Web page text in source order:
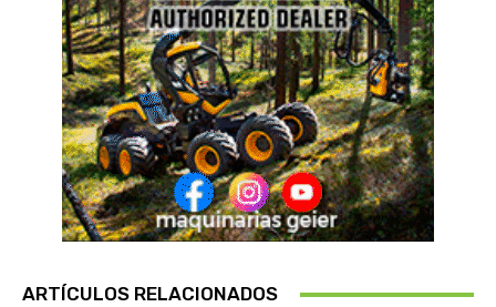
ARTÍCULOS RELACIONADOS